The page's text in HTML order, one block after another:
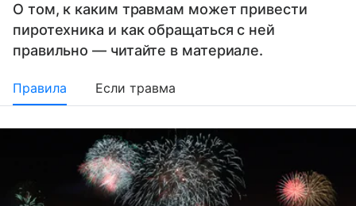
О том, к каким травмам может привести
пиротехника и как обращаться с ней
правильно — читайте в материале.
Правила Если травма